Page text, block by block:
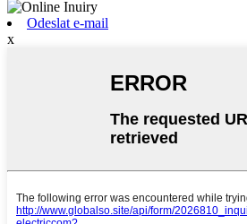
Odeslat e-mail
x